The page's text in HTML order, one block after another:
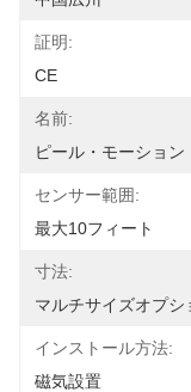
証明:
CE
名前:
ピール・モーショ
センサー範囲:
最大10フィート
寸法:
マルチサイズオプシ
インストール方法:
磁気設置